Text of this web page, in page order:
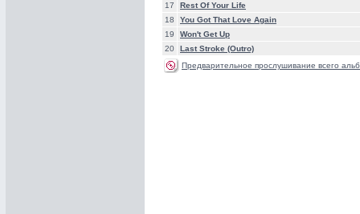
17
Rest Of Your Life
18
You Got That Love Again
19
Won't Get Up
20
Last Stroke (Outro)
Предварительное прослушивание всего